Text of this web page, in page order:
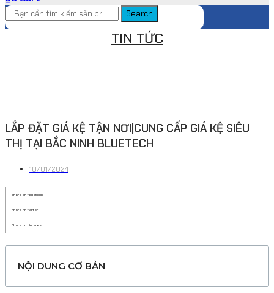
Search
TIN TỨC
LẮP ĐẶT GIÁ KỆ TẬN NƠI|CUNG CẤP GIÁ KỆ SIÊU
THỊ TẠI BẮC NINH BLUETECH
10/01/2024
Share on facebook
Share on twitter
Share on pinterest
NỘI DUNG CƠ BẢN